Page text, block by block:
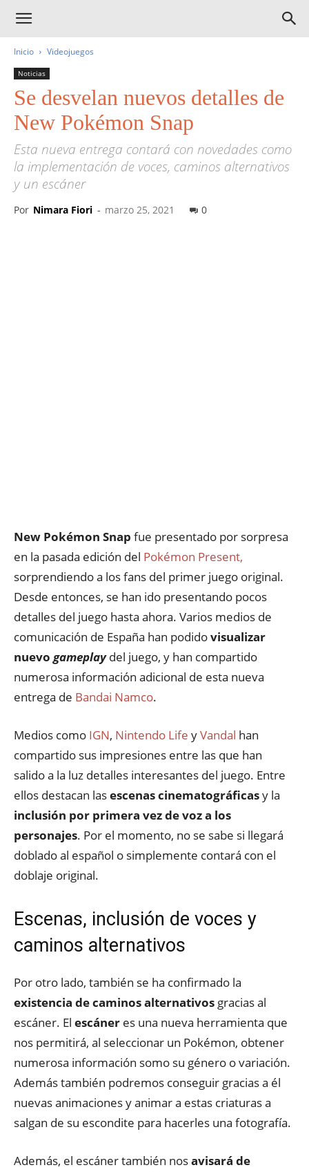
Inicio Videojuegos
Noticias
Se desvelan nuevos detalles de
New Pokémon Snap
Esta nueva entrega contará con novedades como
la implementación de voces, caminos alternativos
y un escáner
Por Nimara Fiori - marzo 25, 2021 0
New Pokémon Snap fue presentado por sorpresa
en la pasada edición del Pokémon Present,
sorprendiendo a los fans del primer juego original.
Desde entonces, se han ido presentando pocos
detalles del juego hasta ahora. Varios medios de
comunicación de España han podidovisualizar
nuevo gameplaydel juego, y han compartido
numerosa información adicional de esta nueva
entrega de Bandai Namco.
Medios como IGN, Nintendo Life yVandal han
compartido sus impresiones entre las que han
salido a la luz detalles interesantes del juego. Entre
ellos destacan lasescenas cinematográficasy la
inclusión por primera vez de voz a los
personajes. Por el momento, no se sabe si llegará
doblado al español o simplemente contará con el
doblaje original.
Escenas, inclusión de voces y
caminos alternativos
Por otro lado, también se ha confirmado la
existencia de caminos alternativos gracias al
escáner. El escáner es una nueva herramienta que
nos permitirá, al seleccionar un Pokémon, obtener
numerosa información somo su género o variación.
Además también podremos conseguir gracias a él
nuevas animaciones y animar a estas criaturas a
salgan de su escondite para hacerles una fotografía.
Además, el escáner también nosavisará de